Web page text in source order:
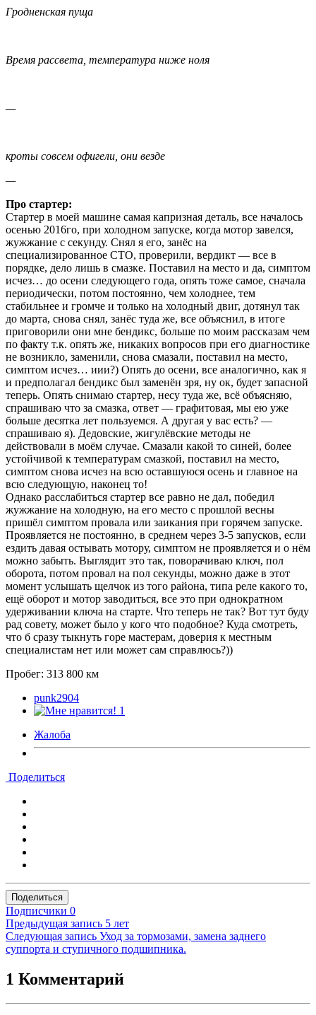
Гродненская пуща
Время рассвета, температура ниже ноля
—
кроты совсем офигели, они везде
—
Про стартер:
Стартер в моей машине самая капризная деталь, все началось
осенью 2016го, при холодном запуске, когда мотор завелся,
жужжание с секунду. Снял я его, занёс на
специализированное СТО, проверили, вердикт — все в
порядке, дело лишь в смазке. Поставил на место и да, симптом
исчез… до осени следующего года, опять тоже самое, сначала
периодически, потом постоянно, чем холоднее, тем
стабильнее и громче и только на холодный двиг, дотянул так
до марта, снова снял, занёс туда же, все объяснил, в итоге
приговорили они мне бендикс, больше по моим рассказам чем
по факту т.к. опять же, никаких вопросов при его диагностике
не возникло, заменили, снова смазали, поставил на место,
симптом исчез… иии?) Опять до осени, все аналогично, как я
и предполагал бендикс был заменён зря, ну ок, будет запасной
теперь. Опять снимаю стартер, несу туда же, всё объясняю,
спрашиваю что за смазка, ответ — графитовая, мы ею уже
больше десятка лет пользуемся. А другая у вас есть? —
спрашиваю я). Дедовские, жигулёвские методы не
действовали в моём случае. Смазали какой то синей, более
устойчивой к температурам смазкой, поставил на место,
симптом снова исчез на всю оставшуюся осень и главное на
всю следующую, наконец то!
Однако расслабиться стартер все равно не дал, победил
жужжание на холодную, на его место с прошлой весны
пришёл симптом провала или заикания при горячем запуске.
Проявляется не постоянно, в среднем через 3-5 запусков, если
ездить давая остывать мотору, симптом не проявляется и о нём
можно забыть. Выглядит это так, поворачиваю ключ, пол
оборота, потом провал на пол секунды, можно даже в этот
момент услышать щелчок из того района, типа реле какого то,
ещё оборот и мотор заводиться, все это при однократном
удерживании ключа на старте. Что теперь не так? Вот тут буду
рад совету, может было у кого что подобное? Куда смотреть,
что б сразу тыкнуть горе мастерам, доверия к местным
специалистам нет или может сам справлюсь?))
Пробег: 313 800 км
punk2904
1
Жалоба
Поделиться
Поделиться
Подписчики 0
Предыдущая запись 5 лет
Следующая запись Уход за тормозами, замена заднего
суппорта и ступичного подшипника.
1 Комментарий